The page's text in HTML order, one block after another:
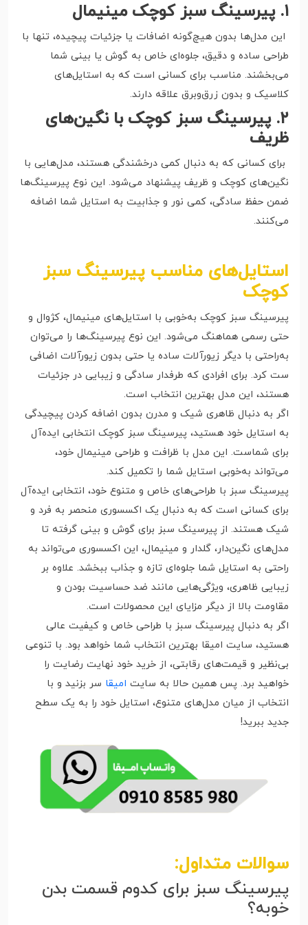
۱. پیرسینگ سبز کوچک مینیمال
این مدل‌ها بدون هیچ‌گونه اضافات یا جزئیات پیچیده، تنها با
طراحی ساده و دقیق، جلوه‌ای خاص به گوش یا بینی شما
می‌بخشند. مناسب برای کسانی است که به استایل‌های
کلاسیک و بدون زرق‌وبرق علاقه دارند.
۲. پیرسینگ سبز کوچک با نگین‌های
ظریف
برای کسانی که به دنبال کمی درخشندگی هستند، مدل‌هایی با
نگین‌های کوچک و ظریف پیشنهاد می‌شود. این نوع پیرسینگ‌ها
ضمن حفظ سادگی، کمی نور و جذابیت به استایل شما اضافه
می‌کنند.
استایل‌های مناسب پیرسینگ سبز
کوچک
پیرسینگ سبز کوچک به‌خوبی با استایل‌های مینیمال، کژوال و
حتی رسمی هماهنگ می‌شود. این نوع پیرسینگ‌ها را می‌توان
به‌راحتی با دیگر زیورآلات ساده یا حتی بدون زیورآلات اضافی
ست کرد. برای افرادی که طرفدار سادگی و زیبایی در جزئیات
هستند، این مدل بهترین انتخاب است.
اگر به دنبال ظاهری شیک و مدرن بدون اضافه کردن پیچیدگی
به استایل خود هستید، پیرسینگ سبز کوچک انتخابی ایده‌آل
برای شماست. این مدل با ظرافت و طراحی مینیمال خود،
می‌تواند به‌خوبی استایل شما را تکمیل کند.
پیرسینگ سبز با طراحی‌های خاص و متنوع خود، انتخابی ایده‌آل
برای کسانی است که به دنبال یک اکسسوری منحصر به فرد و
شیک هستند. از پیرسینگ سبز برای گوش و بینی گرفته تا
مدل‌های نگین‌دار، گلدار و مینیمال، این اکسسوری می‌تواند به
راحتی به استایل شما جلوه‌ای تازه و جذاب ببخشد. علاوه بر
زیبایی ظاهری، ویژگی‌هایی مانند ضد حساسیت بودن و
مقاومت بالا از دیگر مزایای این محصولات است.
اگر به دنبال پیرسینگ سبز با طراحی خاص و کیفیت عالی
هستید، سایت امیقا بهترین انتخاب شما خواهد بود. با تنوعی
بی‌نظیر و قیمت‌های رقابتی، از خرید خود نهایت رضایت را
خواهید برد. پس همین حالا به سایت امیقا سر بزنید و با
انتخاب از میان مدل‌های متنوع، استایل خود را به یک سطح
جدید ببرید!
سوالات متداول:
پیرسینگ سبز برای کدوم قسمت بدن
خوبه؟